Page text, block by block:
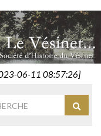
06-11 08:57:26]